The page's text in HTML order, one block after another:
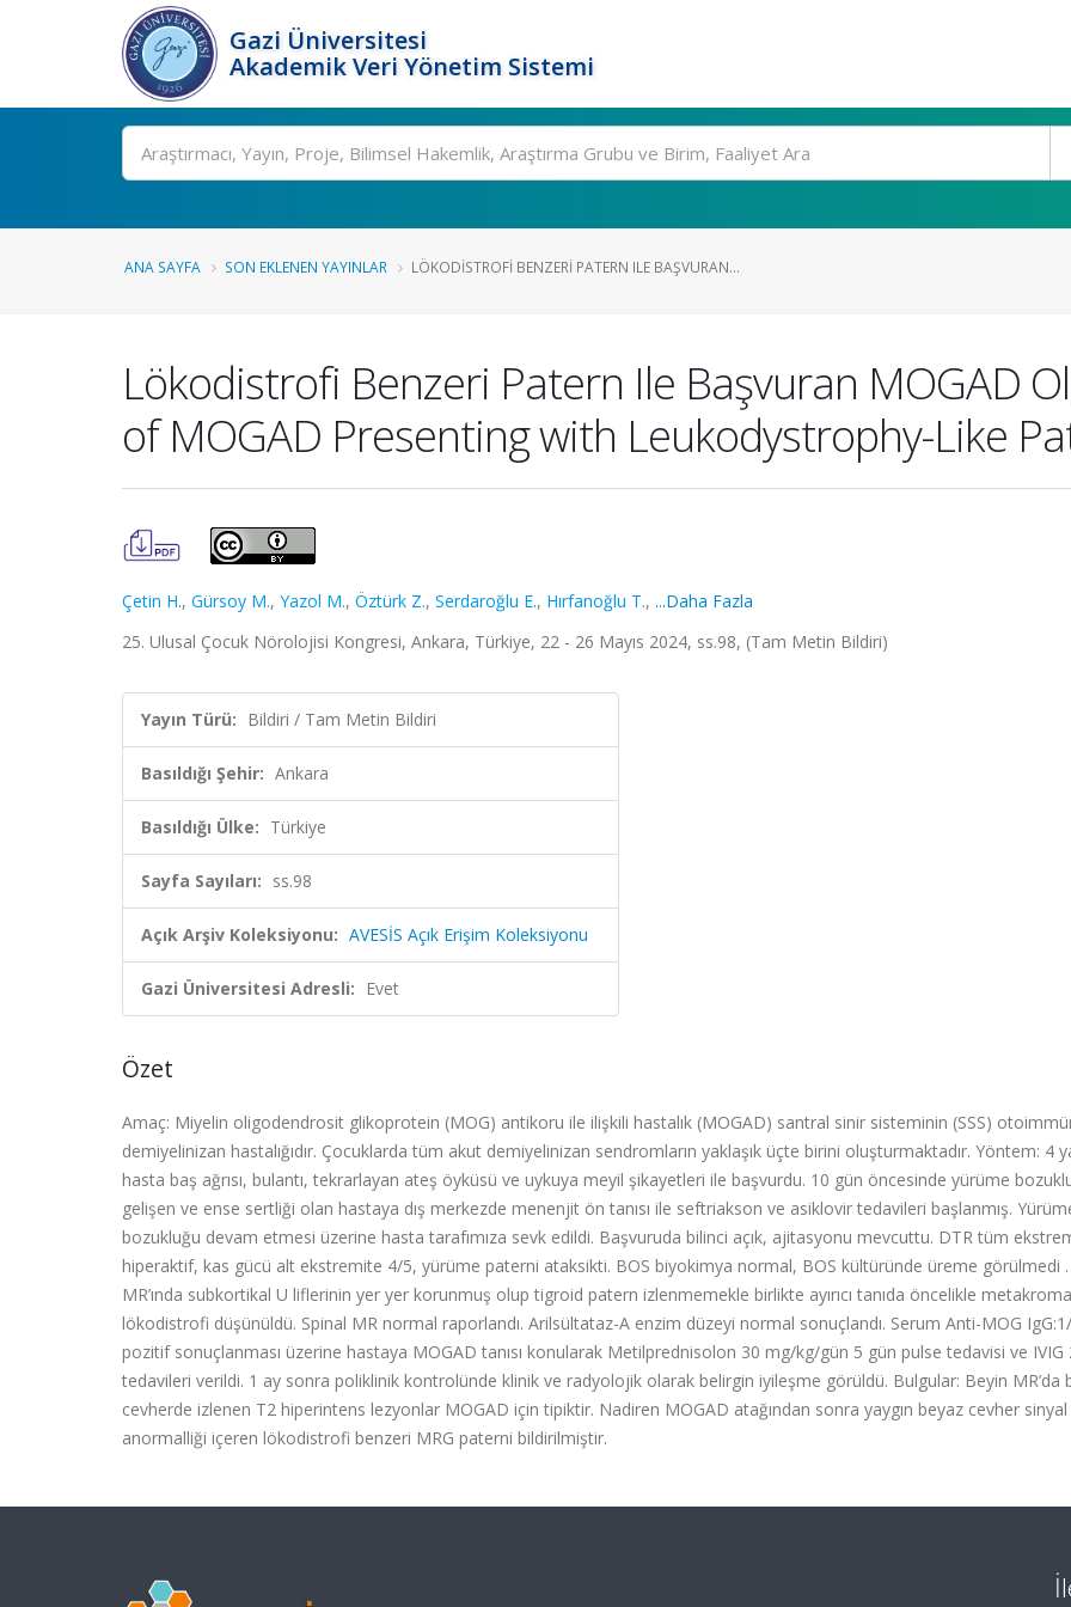
Gazi Üniversitesi
Akademik Veri Yönetim Sistemi
Ara
ANA SAYFA SON EKLENEN YAYINLAR LÖKODISTROFI BENZERI PATERN ILE BAŞVURAN...
Lökodistrofi Benzeri Patern Ile Başvuran MOGAD
of MOGAD Presenting with Leukodystrophy-Like
Çetin H., Gürsoy M., Yazol M., Öztürk Z., Serdaroğlu E., Hırfanoğlu T., ...Daha Fazla
25. Ulusal Çocuk Nörolojisi Kongresi, Ankara, Türkiye, 22 - 26 Mayıs 2024, ss.98, (Tam Metin Bildiri)
Yayın Türü: Bildiri / Tam Metin Bildiri
Basıldığı Şehir: Ankara
Basıldığı Ülke: Türkiye
Sayfa Sayıları: ss.98
Açık Arşiv Koleksiyonu: AVESİS Açık Erişim Koleksiyonu
Gazi Üniversitesi Adresli: Evet
Özet
Amaç: Miyelin oligodendrosit glikoprotein (MOG) antikoru ile ilişkili hastalık (MOGAD) santral sinir sisteminin (SSS)
demiyelinizan hastalığıdır. Çocuklarda tüm akut demiyelinizan sendromların yaklaşık üçte birini oluşturmaktadır. Yöntem: 4
hasta baş ağrısı, bulantı, tekrarlayan ateş öyküsü ve uykuya meyil şikayetleri ile başvurdu. 10 gün öncesinde yürüme
gelişen ve ense sertliği olan hastaya dış merkezde menenjit ön tanısı ile seftriakson ve asiklovir tedavileri başlanmış.
bozukluğu devam etmesi üzerine hasta tarafımıza sevk edildi. Başvuruda bilinci açık, ajitasyonu mevcuttu. DTR tüm
hiperaktif, kas gücü alt ekstremite 4/5, yürüme paterni ataksikti. BOS biyokimya normal, BOS kültüründe üreme görülmedi .
MR’ında subkortikal U liflerinin yer yer korunmuş olup tigroid patern izlenmemekle birlikte ayırıcı tanıda öncelikle
lökodistrofi düşünüldü. Spinal MR normal raporlandı. Arilsültataz-A enzim düzeyi normal sonuçlandı. Serum Anti-MOG
pozitif sonuçlanması üzerine hastaya MOGAD tanısı konularak Metilprednisolon 30 mg/kg/gün 5 gün pulse tedavisi ve IVIG
tedavileri verildi. 1 ay sonra poliklinik kontrolünde klinik ve radyolojik olarak belirgin iyileşme görüldü. Bulgular: Beyin MR’da
cevherde izlenen T2 hiperintens lezyonlar MOGAD için tipiktir. Nadiren MOGAD atağından sonra yaygın beyaz cevher sinyal
anormalliği içeren lökodistrofi benzeri MRG paterni bildirilmiştir.